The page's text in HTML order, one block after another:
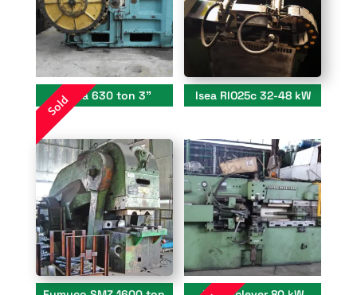
SoldRussa 630 ton 3” Isea RIO25c 32-48 kW